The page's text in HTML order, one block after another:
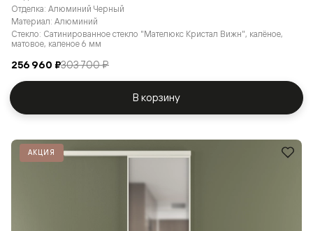
Отделка: Алюминий Черный
Материал: Алюминий
Стекло: Сатинированное стекло "Мателюкс Кристал Вижн", калёное,
матовое, каленое 6 мм
256 960 ₽303 700 ₽
В корзину
АКЦИЯ